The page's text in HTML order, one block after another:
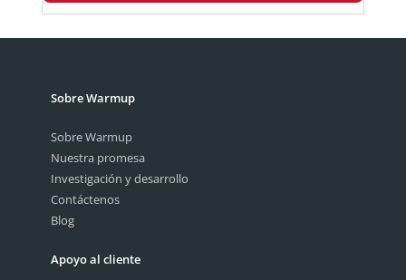
Sobre Warmup
Sobre Warmup
Nuestra promesa
Investigación y desarrollo
Contáctenos
Blog
Apoyo al cliente